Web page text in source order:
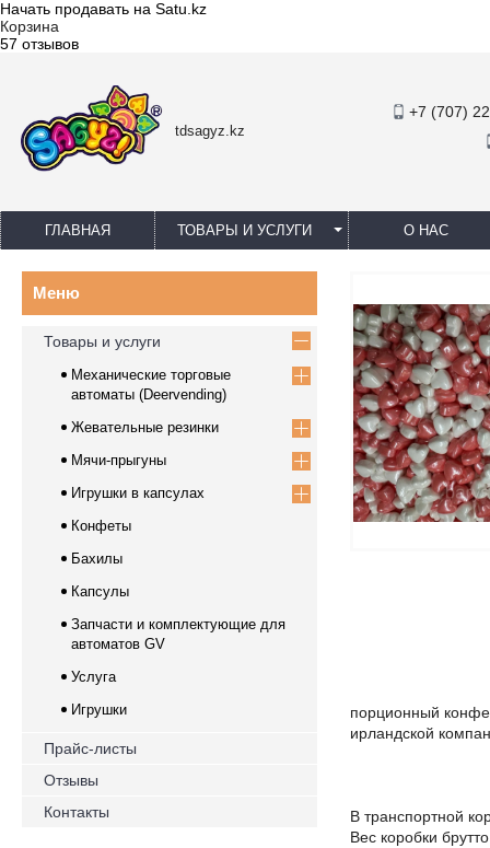
Начать продавать на Satu.kz
Корзина
57 отзывов
tdsagyz.kz
+7 (707)
ГЛАВНАЯ ТОВАРЫ И УСЛУГИ О НАС
порционный
ирландской
В транспортной
Вес коробки
Товары и услуги
Механические торговые
автоматы (Deervending)
Жевательные резинки
Мячи-прыгуны
Игрушки в капсулах
Конфеты
Бахилы
Капсулы
Запчасти и комплектующие для
автоматов GV
Услуга
Игрушки
Прайс-листы
Отзывы
Контакты